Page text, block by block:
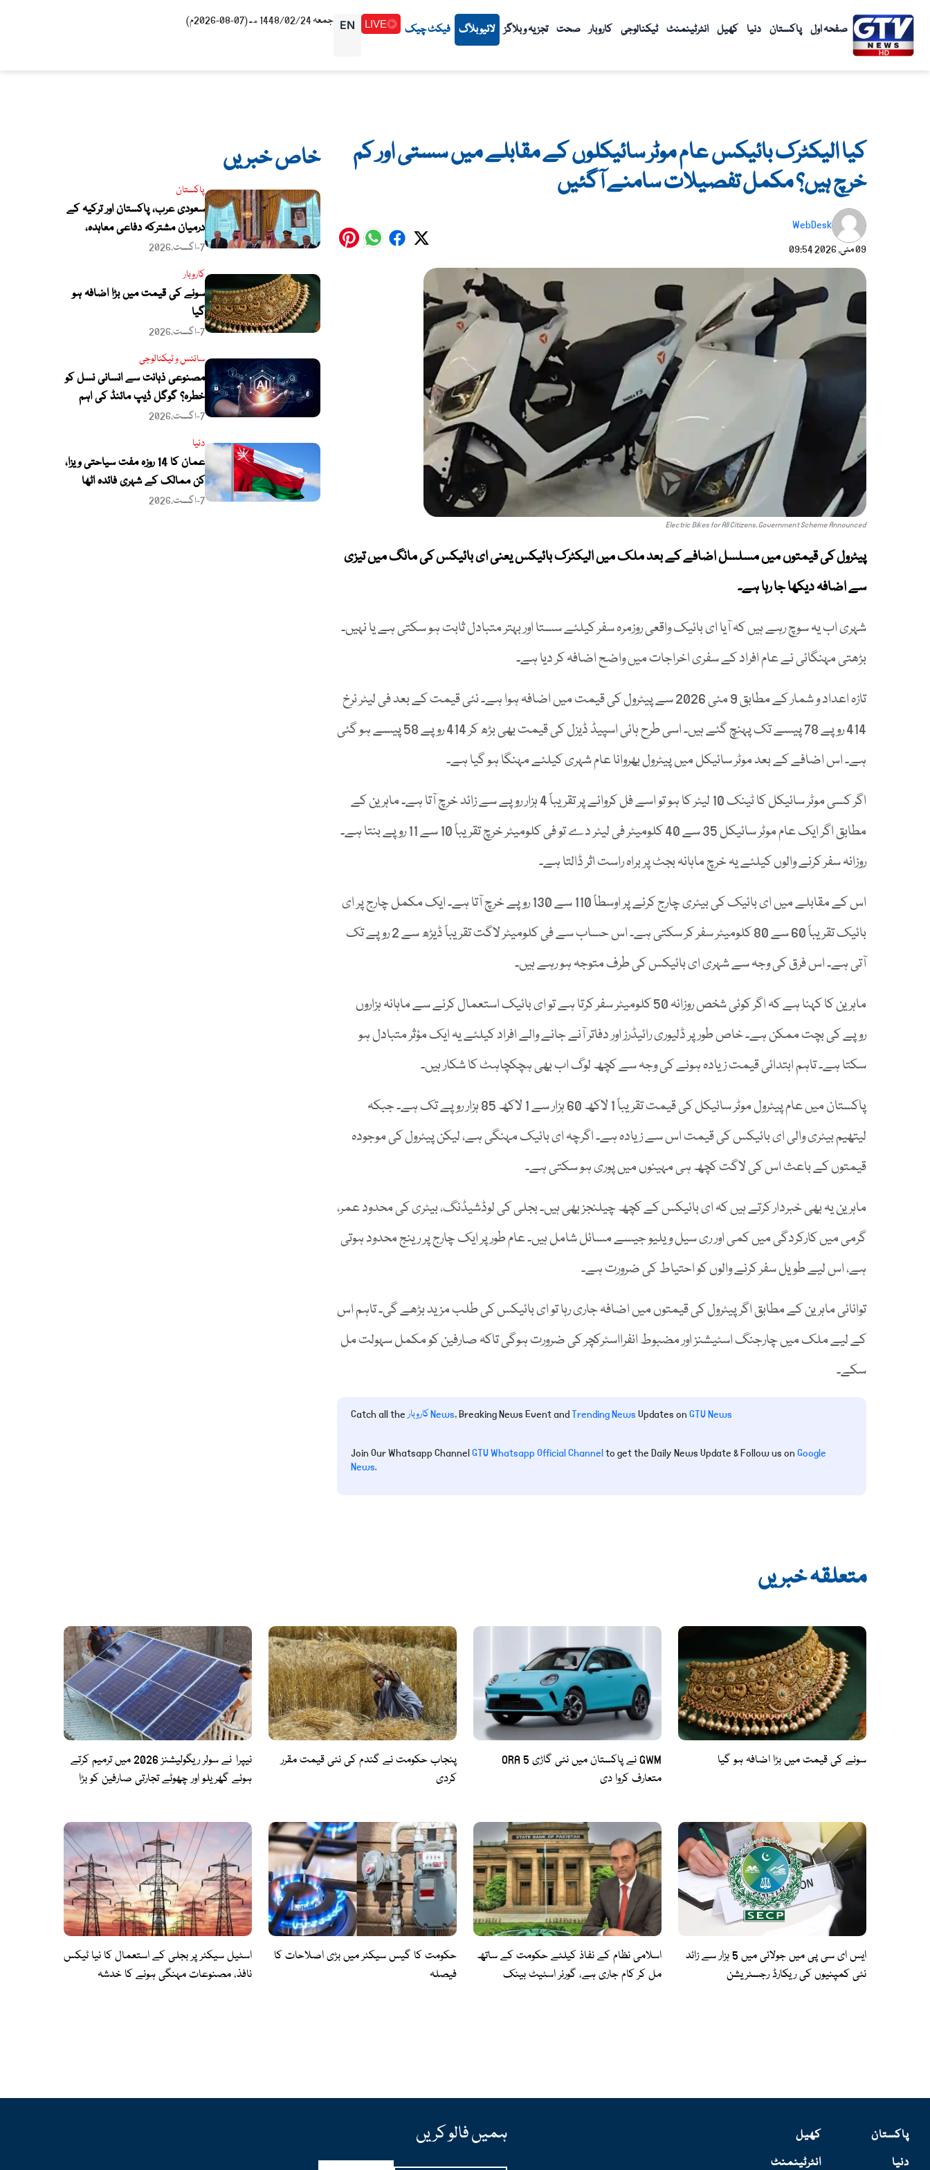
صفحہ اول پاکستان دنیا کھیل انٹرٹینمنٹ ٹیکنالوجی کاروبار صحت تجزیہ و بلاگز لائیو بلاگ فیکٹ چیک LIVE
EN جمعہ 1448/02/24هـ (07-08-2026م)
کیا الیکٹرک بائیکس عام موٹر سائیکلوں کے مقابلے میں سستی اور کم
خرچ ہیں؟ مکمل تفصیلات سامنے آگئیں
WebDesk
09 مئی, 2026
09:54
Electric Bikes for All Citizens, Government Scheme Announced
پیٹرول کی قیمتوں میں مسلسل اضافے کے بعد ملک میں الیکٹرک بائیکس یعنی ای بائیکس کی مانگ میں تیزی
سے اضافہ دیکھا جا رہا ہے۔
شہری اب یہ سوچ رہے ہیں کہ آیا ای بائیک واقعی روزمرہ سفر کیلئے سستا اور بہتر متبادل ثابت ہو سکتی ہے یا نہیں۔
بڑھتی مہنگائی نے عام افراد کے سفری اخراجات میں واضح اضافہ کر دیا ہے۔
تازہ اعداد و شمار کے مطابق 9 مئی 2026 سے پیٹرول کی قیمت میں اضافہ ہوا ہے۔ نئی قیمت کے بعد فی لیٹر نرخ
414 روپے 78 پیسے تک پہنچ گئے ہیں۔ اسی طرح ہائی اسپیڈ ڈیزل کی قیمت بھی بڑھ کر 414 روپے 58 پیسے ہو گئی
ہے۔ اس اضافے کے بعد موٹر سائیکل میں پیٹرول بھروانا عام شہری کیلئے مہنگا ہو گیا ہے۔
اگر کسی موٹر سائیکل کا ٹینک 10 لیٹر کا ہو تو اسے فل کروانے پر تقریباً 4 ہزار روپے سے زائد خرچ آتا ہے۔ ماہرین کے
مطابق اگر ایک عام موٹر سائیکل 35 سے 40 کلومیٹر فی لیٹر دے تو فی کلومیٹر خرچ تقریباً 10 سے 11 روپے بنتا ہے۔
روزانہ سفر کرنے والوں کیلئے یہ خرچ ماہانہ بجٹ پر براہ راست اثر ڈالتا ہے۔
اس کے مقابلے میں ای بائیک کی بیٹری چارج کرنے پر اوسطاً 110 سے 130 روپے خرچ آتا ہے۔ ایک مکمل چارج پر ای
بائیک تقریباً 60 سے 80 کلومیٹر سفر کر سکتی ہے۔ اس حساب سے فی کلومیٹر لاگت تقریباً ڈیڑھ سے 2 روپے تک
آتی ہے۔ اس فرق کی وجہ سے شہری ای بائیکس کی طرف متوجہ ہو رہے ہیں۔
ماہرین کا کہنا ہے کہ اگر کوئی شخص روزانہ 50 کلومیٹر سفر کرتا ہے تو ای بائیک استعمال کرنے سے ماہانہ ہزاروں
روپے کی بچت ممکن ہے۔ خاص طور پر ڈلیوری رائیڈرز اور دفاتر آنے جانے والے افراد کیلئے یہ ایک مؤثر متبادل ہو
سکتا ہے۔ تاہم ابتدائی قیمت زیادہ ہونے کی وجہ سے کچھ لوگ اب بھی ہچکچاہٹ کا شکار ہیں۔
پاکستان میں عام پیٹرول موٹر سائیکل کی قیمت تقریباً 1 لاکھ 60 ہزار سے 1 لاکھ 85 ہزار روپے تک ہے۔ جبکہ
لیتھیم بیٹری والی ای بائیکس کی قیمت اس سے زیادہ ہے۔ اگرچہ ای بائیک مہنگی ہے، لیکن پیٹرول کی موجودہ
قیمتوں کے باعث اس کی لاگت کچھ ہی مہینوں میں پوری ہو سکتی ہے۔
ماہرین یہ بھی خبردار کرتے ہیں کہ ای بائیکس کے کچھ چیلنجز بھی ہیں۔ بجلی کی لوڈشیڈنگ، بیٹری کی محدود عمر،
گرمی میں کارکردگی میں کمی اور ری سیل ویلیو جیسے مسائل شامل ہیں۔ عام طور پر ایک چارج پر رینج محدود ہوتی
ہے، اس لیے طویل سفر کرنے والوں کو احتیاط کی ضرورت ہے۔
توانائی ماہرین کے مطابق اگر پیٹرول کی قیمتوں میں اضافہ جاری رہا تو ای بائیکس کی طلب مزید بڑھے گی۔ تاہم اس
کے لیے ملک میں چارجنگ اسٹیشنز اور مضبوط انفرااسٹرکچر کی ضرورت ہوگی تاکہ صارفین کو مکمل سہولت مل
سکے۔
Catch all the کاروبار News, Breaking News Event andTrending NewsUpdates onGTV News
Join Our Whatsapp ChannelGTV Whatsapp Official Channelto get the Daily News Update & Follow us onGoogle
News.
خاص خبریں
پاکستان
سعودی عرب، پاکستان اور ترکیہ کے
درمیان مشترکہ دفاعی معاہدہ،
خطے میں نئی اسٹریٹجک شراکت
داری کا آغاز
7-اگست،2026
کاروبار
سونے کی قیمت میں بڑا اضافہ ہو
گیا
7-اگست،2026
سائنس و ٹیکنالوجی
مصنوعی ذہانت سے انسانی نسل کو
خطرہ؟ گوگل ڈیپ مائنڈ کی اہم
وارننگ
7-اگست،2026
دنیا
عمان کا 14 روزہ مفت سیاحتی ویزا،
کن ممالک کے شہری فائدہ اٹھا
سکیں گے؟
7-اگست،2026
متعلقہ خبریں
سونے کی قیمت میں بڑا اضافہ ہو گیا
GWM نے پاکستان میں نئی گاڑی ORA 5
متعارف کروا دی
پنجاب حکومت نے گندم کی نئی قیمت مقرر
کردی
نیپرا نے سولر ریگولیشنز 2026 میں ترمیم کرتے
ہوئے گھریلو اور چھوٹے تجارتی صارفین کو بڑا
ایس ای سی پی میں جولائی میں 5 ہزار سے زائد
نئی کمپنیوں کی ریکارڈ رجسٹریشن
اسلامی نظام کے نفاذ کیلئے حکومت کے ساتھ
مل کر کام جاری ہے، گورنر اسٹیٹ بینک
حکومت کا گیس سیکٹر میں بڑی اصلاحات کا
فیصلہ
اسٹیل سیکٹر پر بجلی کے استعمال کا نیا ٹیکس
نافذ، مصنوعات مہنگی ہونے کا خدشہ
پاکستان
دنیا
کھیل
انٹرٹینمنٹ
ہمیں فالو کریں
Email